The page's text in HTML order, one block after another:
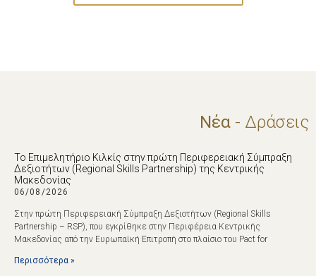
Νέα - Δράσεις
Το Επιμελητήριο Κιλκίς στην πρώτη Περιφερειακή Σύμπραξη
Δεξιοτήτων (Regional Skills Partnership) της Κεντρικής
Μακεδονίας
06/08/2026
Στην πρώτη Περιφερειακή Σύμπραξη Δεξιοτήτων (Regional Skills
Partnership – RSP), που εγκρίθηκε στην Περιφέρεια Κεντρικής
Μακεδονίας από την Ευρωπαϊκή Επιτροπή στο πλαίσιο του Pact for
Περισσότερα »